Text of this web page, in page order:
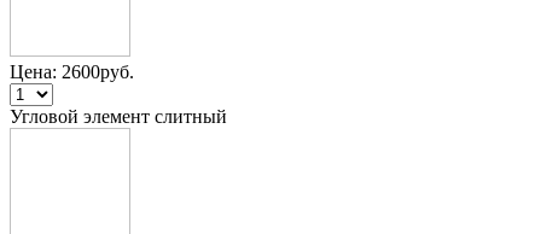
Цена: 2600руб.
Угловой элемент слитный